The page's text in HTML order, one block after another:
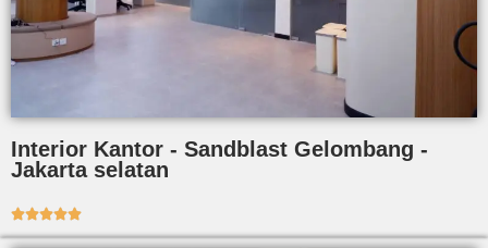
Interior Kantor - Sandblast Gelombang -
Jakarta selatan
